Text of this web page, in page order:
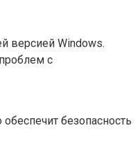
версией Windows.
с
безопасность